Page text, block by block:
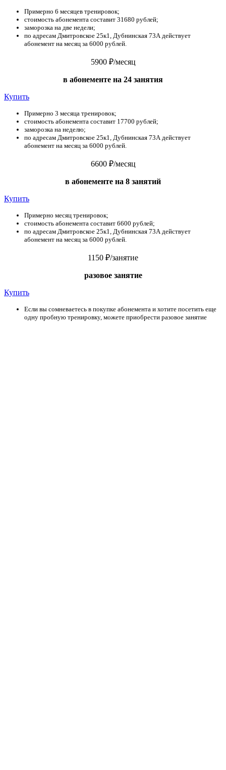
Примерно 6 месяцев тренировок;
стоимость абонемента составит 31680 рублей;
заморозка на две недели;
по адресам Дмитровское 25к1, Дубнинская 73А действует
абонемент на месяц за 6000 рублей.
5900 ₽/месяц
в абонементе на 24 занятия
Купить
Примерно 3 месяца тренировок;
стоимость абонемента составит 17700 рублей;
заморозка на неделю;
по адресам Дмитровское 25к1, Дубнинская 73А действует
абонемент на месяц за 6000 рублей.
6600 ₽/месяц
в абонементе на 8 занятий
Купить
Примерно месяц тренировок;
стоимость абонемента составит 6600 рублей;
по адресам Дмитровское 25к1, Дубнинская 73А действует
абонемент на месяц за 6000 рублей.
1150 ₽/занятие
разовое занятие
Купить
Если вы сомневаетесь в покупке абонемента и хотите посетить еще
одну пробную тренировку, можете приобрести разовое занятие